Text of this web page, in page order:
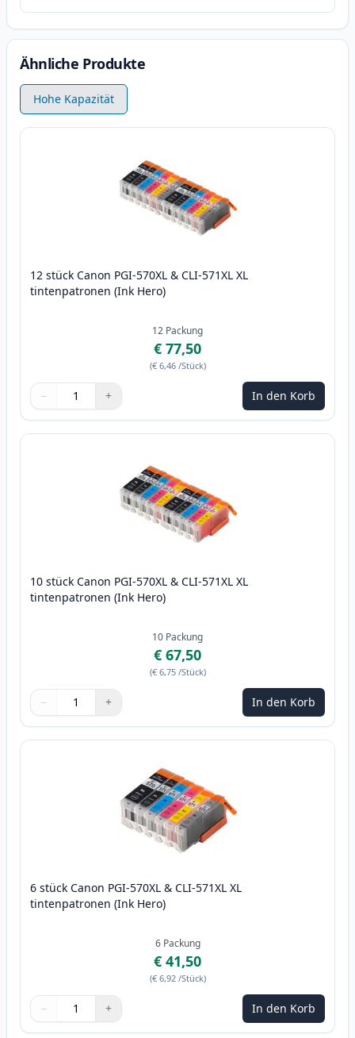
Ähnliche Produkte
Hohe Kapazität
12 stück Canon PGI-570XL & CLI-571XL XL
tintenpatronen (Ink Hero)
12 Packung
€ 77,50
(€ 6,46 /Stück)
Menge
Verwenden Sie die Tasten, um anzupassen
− +
Menge 1 In den Korb
10 stück Canon PGI-570XL & CLI-571XL XL
tintenpatronen (Ink Hero)
10 Packung
€ 67,50
(€ 6,75 /Stück)
Menge
Verwenden Sie die Tasten, um anzupassen
− +
Menge 1 In den Korb
6 stück Canon PGI-570XL & CLI-571XL XL
tintenpatronen (Ink Hero)
6 Packung
€ 41,50
(€ 6,92 /Stück)
Menge
Verwenden Sie die Tasten, um anzupassen
− +
Menge 1 In den Korb